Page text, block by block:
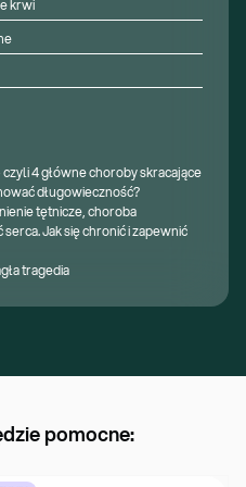
krwi
4 główne choroby skracające
długowieczność?
tętnicze, choroba
Jak się chronić i zapewnić
tragedia
pomocne: